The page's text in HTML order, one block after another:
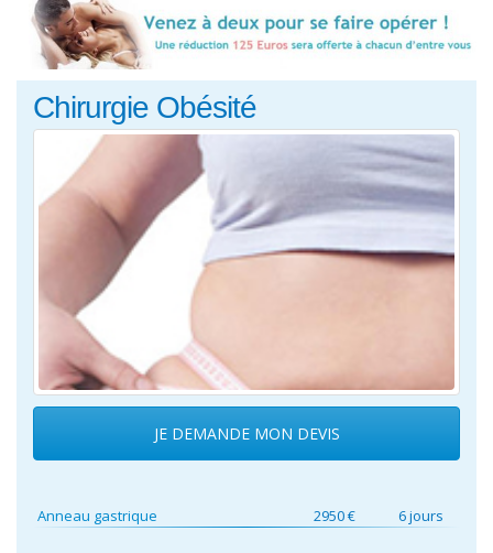
Chirurgie Obésité
JE DEMANDE MON DEVIS
Anneau gastrique 2950 € 6 jours